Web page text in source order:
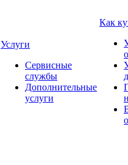
Услуги
Сервисные
службы
Дополнительные
услуги
Как